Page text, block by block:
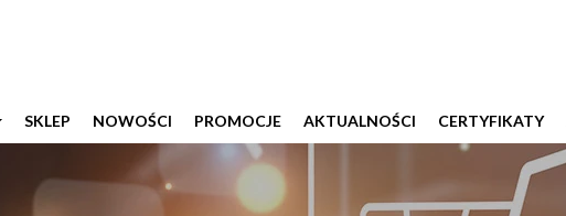
SKLEP NOWOŚCI PROMOCJE AKTUALNOŚCI CERTYFIKATY